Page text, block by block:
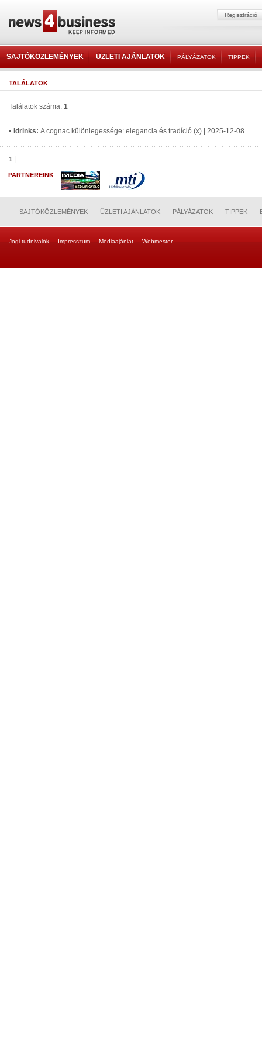
SAJTÓKÖZLEMÉNYEK ÜZLETI AJÁNLATOK PÁLYÁZATOK TIPPEK
TALÁLATOK
Találatok száma: 1
Idrinks: A cognac különlegessége: elegancia és tradíció (x) | 2025-12-08
1
PARTNEREINK
SAJTÓKÖZLEMÉNYEK ÜZLETI AJÁNLATOK PÁLYÁZATOK TIPPEK
Jogi tudnivalók Impresszum Médiaajánlat Webmester